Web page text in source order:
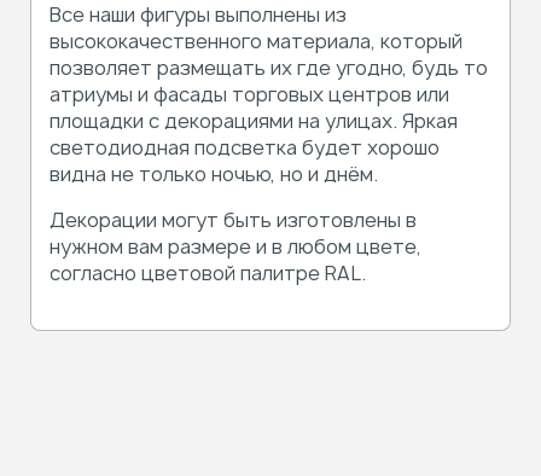
Все наши фигуры выполнены из
высококачественного материала, который
позволяет размещать их где угодно, будь то
атриумы и фасады торговых центров или
площадки с декорациями на улицах. Яркая
светодиодная подсветка будет хорошо
видна не только ночью, но и днём.
Декорации могут быть изготовлены в
нужном вам размере и в любом цвете,
согласно цветовой палитре RAL.